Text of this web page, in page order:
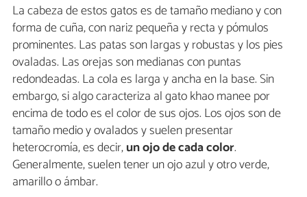
La cabeza de estos gatos es de tamaño mediano y con
forma de cuña, con nariz pequeña y recta y pómulos
prominentes. Las patas son largas y robustas y los pies
ovaladas. Las orejas son medianas con puntas
redondeadas. La cola es larga y ancha en la base. Sin
embargo, si algo caracteriza al gato khao manee por
encima de todo es el color de sus ojos. Los ojos son de
tamaño medio y ovalados y suelen presentar
heterocromía, es decir,un ojo de cada color.
Generalmente, suelen tener un ojo azul y otro verde,
amarillo o ámbar.